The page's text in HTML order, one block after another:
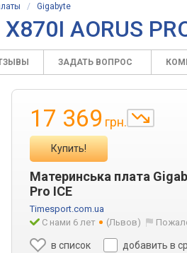
/ Gigabyte
AORUS
ЗАДАТЬ ВОПРОС
17 369 грн.
Купить!
Материнська плата
Pro ICE
Timesport.com.ua
С нами 6 лет
(Львов)
в список добавить в